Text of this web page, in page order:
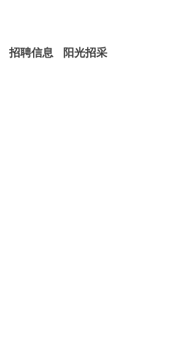
招聘信息 阳光招采